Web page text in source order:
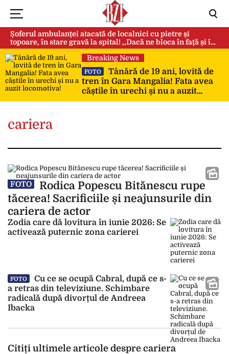
Șoferul ambulanței atacată de localnici cu pietre și
topoare, în stare gravă la spital! ,,Dacă ne bloca în față și în
spate, ne omorau…”
Breaking News
FOTO
Tânără de 19 ani, lovită de
tren în Gara Mangalia! Fata avea
căștile în urechi și nu a auzit
locomotiva!
cariera
FOTO
Rodica Popescu Bitănescu rupe
tăcerea! Sacrificiile și neajunsurile din
cariera de actor
Zodia care dă lovitura în iunie 2026: Se
activează puternic zona carierei
FOTO
Cu ce se ocupă Cabral, după ce s-
a retras din televiziune. Schimbare
radicală după divorțul de Andreea
Ibacka
Citiți ultimele articole despre cariera